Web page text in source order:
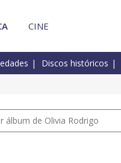
CINE
Discos históricos
álbum de Olivia Rodrigo